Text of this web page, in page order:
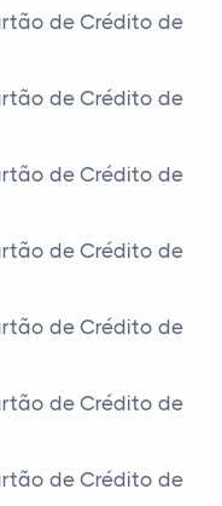
de Crédito de
de Crédito de
de Crédito de
de Crédito de
de Crédito de
de Crédito de
de Crédito de